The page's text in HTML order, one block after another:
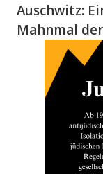
Auschwitz:
Mahnmal